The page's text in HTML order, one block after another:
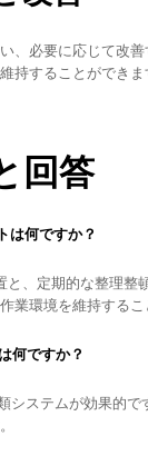
、必要に応じて改
持することができま
回答
は何ですか？
と、定期的な整理
業環境を維持するこ
何ですか？
システムが効果的